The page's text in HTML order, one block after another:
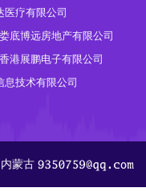
医疗有限公司
底博远房地产有限公司
香港展鹏电子有限公司
息技术有限公司
蒙古